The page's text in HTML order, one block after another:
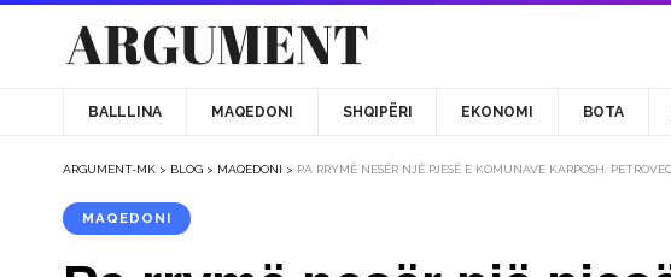
BALLLINA MAQEDONI SHQIPËRI EKONOMI BOTA
ARGUMENT-MK > BLOG > MAQEDONI > PA RRYMË NESËR NJË PJESË E KOMUNAVE KARPOSH,
MAQEDONI